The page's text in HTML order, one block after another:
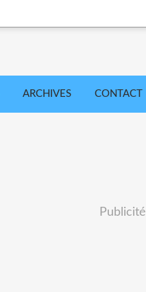
ARCHIVES CONTACT
Publicité